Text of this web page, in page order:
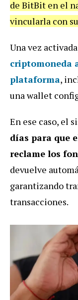
de BitBit en el
vincularla con
Una vez
criptomoneda
plataforma,
una wallet
En ese caso, el
días para que
reclame los
devuelve
garantizando
transacciones.